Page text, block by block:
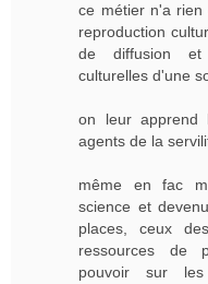
ce métier n'a
reproduction
de diffusion et
culturelles d'une
on leur apprend
agents de la
même en fac
science et
places, ceux
ressources de
pouvoir sur